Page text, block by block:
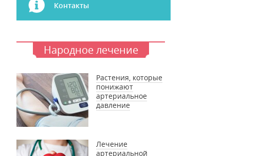
Контакты
Народное лечение
Растения, которые
понижают
артериальное
давление
Лечение
артериальной